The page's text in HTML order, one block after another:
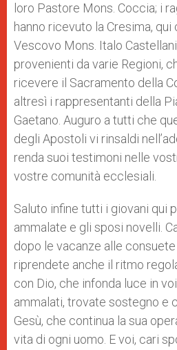
loro Pastore Mons. Coccia; i
hanno ricevuto la Cresima,
Vescovo Mons. Italo
provenienti da varie Regioni,
ricevere il Sacramento della
altresì i rappresentanti della
Gaetano. Auguro a tutti che
degli Apostoli vi rinsaldi
renda suoi testimoni nelle
vostre comunità ecclesiali.
Saluto infine tutti i giovani qui
ammalate e gli sposi novelli.
dopo le vacanze alle
riprendete anche il ritmo
con Dio, che infonda luce in
ammalati, trovate sostegno e
Gesù, che continua la sua
vita di ogni uomo. E voi, cari